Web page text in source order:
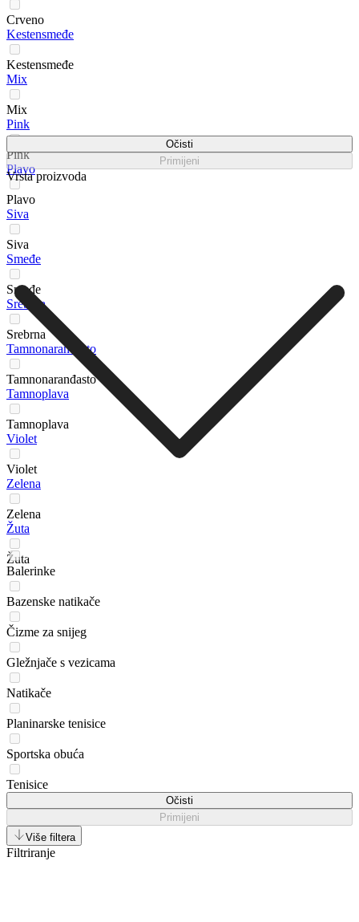
Crveno
Kestensmeđe
Kestensmeđe
Mix
Mix
Pink
Pink
Plavo
Plavo
Siva
Siva
Smeđe
Smeđe
Srebrna
Srebrna
Tamnonaranđasto
Tamnonaranđasto
Tamnoplava
Tamnoplava
Violet
Violet
Zelena
Zelena
Žuta
Žuta
Očisti
Primijeni
Vrsta proizvoda
Balerinke
Bazenske natikače
Čizme za snijeg
Gležnjače s vezicama
Natikače
Planinarske tenisice
Sportska obuća
Tenisice
Očisti
Primijeni
Više filtera
Filtriranje